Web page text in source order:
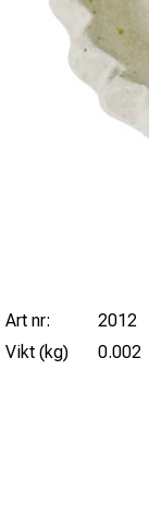
Art nr:
2012
Vikt (kg)
0.002